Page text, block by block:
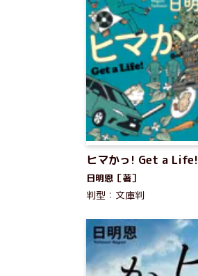
ヒマかっ! Get a Life!
日明恩［著］
判型：文庫判